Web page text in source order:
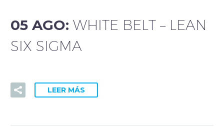
05 AGO: WHITE BELT – LEAN
SIX SIGMA
LEER MÁS